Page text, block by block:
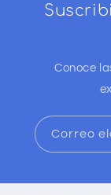
Conoce
Correo